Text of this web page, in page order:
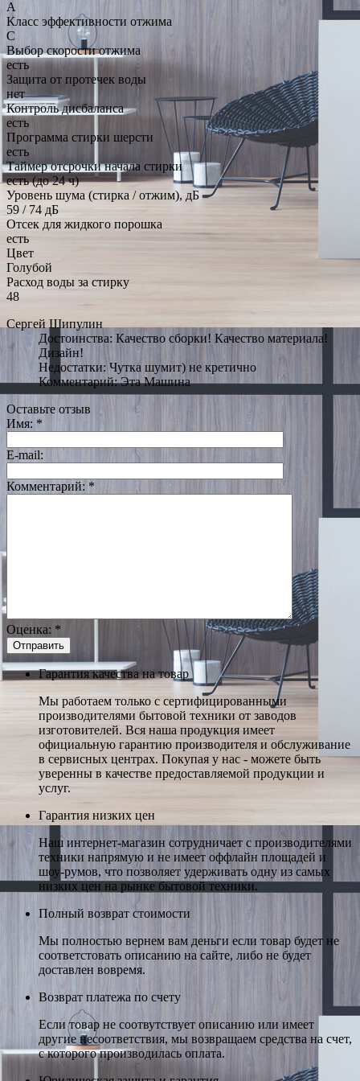
A
Класс эффективности отжима
C
Выбор скорости отжима
есть
Защита от протечек воды
нет
Контроль дисбаланса
есть
Программа стирки шерсти
есть
Таймер отсрочки начала стирки
есть (до 24 ч)
Уровень шума (стирка / отжим), дБ
59 / 74 дБ
Отсек для жидкого порошка
есть
Цвет
Голубой
Расход воды за стирку
48
Сергей Шипулин
Достоинства: Качество сборки! Качество материала!
Дизайн!
Недостатки: Чутка шумит) не кретично
Комментарий: Эта Машина
Оставьте отзыв
Имя: *
E-mail:
Комментарий: *
Оценка: *
Гарантия качества на товар
Мы работаем только с сертифицированными
производителями бытовой техники от заводов
изготовителей. Вся наша продукция имеет
официальную гарантию производителя и обслуживание
в сервисных центрах. Покупая у нас - можете быть
уверенны в качестве предоставляемой продукции и
услуг.
Гарантия низких цен
Наш интернет-магазин сотрудничает с производителями
техники напрямую и не имеет оффлайн площадей и
шоу-румов, что позволяет удерживать одну из самых
низких цен на рынке бытовой техники.
Полный возврат стоимости
Мы полностью вернем вам деньги если товар будет не
соответстовать описанию на сайте, либо не будет
доставлен вовремя.
Возврат платежа по счету
Если товар не соотвутствует описанию или имеет
другие несоответствия, мы возвращаем средства на счет,
с которого производилась оплата.